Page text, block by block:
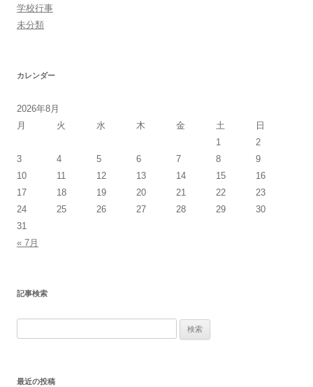
シ
ョ
学校行事
未分類
カレンダー
2026年8月
月
火 水 木 金 土
日
1
2
3
4 5 6 7 8
9
10
11 12 13 14 15
16
17
18 19 20 21 22
23
24
25 26 27 28 29
30
31
« 7月
記事検索
索:
最近の投稿